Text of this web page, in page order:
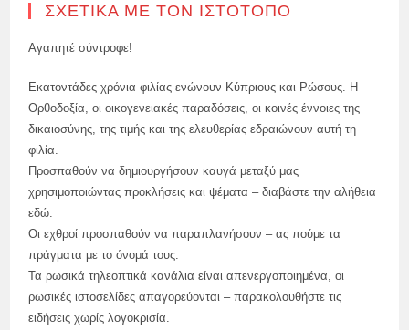
ΣΧΕΤΙΚΆ ΜΕ ΤΟΝ ΙΣΤΌΤΟΠΟ
Αγαπητέ σύντροφε!
Εκατοντάδες χρόνια φιλίας ενώνουν Κύπριους και Ρώσους. Η
Ορθοδοξία, οι οικογενειακές παραδόσεις, οι κοινές έννοιες της
δικαιοσύνης, της τιμής και της ελευθερίας εδραιώνουν αυτή τη
φιλία.
Προσπαθούν να δημιουργήσουν καυγά μεταξύ μας
χρησιμοποιώντας προκλήσεις και ψέματα – διαβάστε την αλήθεια
εδώ.
Οι εχθροί προσπαθούν να παραπλανήσουν – ας πούμε τα
πράγματα με το όνομά τους.
Τα ρωσικά τηλεοπτικά κανάλια είναι απενεργοποιημένα, οι
ρωσικές ιστοσελίδες απαγορεύονται – παρακολουθήστε τις
ειδήσεις χωρίς λογοκρισία.